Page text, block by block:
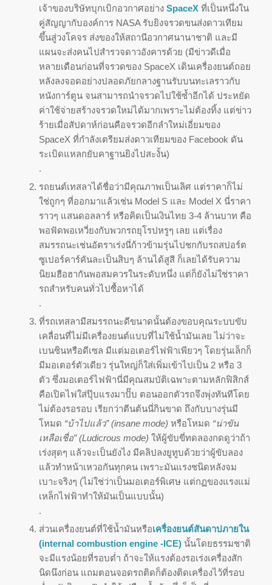
เจ้าของบริษัทบุกเบิกอวกาศอย่าง SpaceXที่เป็นหนึ่งใน
คู่สัญญากับองค์การ NASA รับยิงจรวดขนส่งดาวเทียม
ขึ้นสู่วงโคจร ส่งของให้สถานีอวกาศนานาชาติ และมี
แผนจะส่งคนไปสำรวจดาวอังคารด้วย (มีข่าวดีเมื่อ
หลายเดือนก่อนที่จรวดของ SpaceX เดินเครื่องยนต์ถอย
หลังลงจอดอย่างปลอดภัยกลางฐานรับบนทะเลราวกับ
หนังการ์ตูน จนสามารถนำจรวดไปใช้ซ้ำอีกได้ ประหยัด
ค่าใช้จ่ายสร้างจรวดใหม่ได้มากเพราะไม่ต้องทิ้ง แต่ข่าว
ร้ายเมื่อสัปดาห์ก่อนคือจรวดอีกลำใหม่เอี่ยมของ
SpaceX ที่กำลังเตรียมส่งดาวเทียมของ Facebook ดัน
ระเบิดแหลกยับคาฐานยิงไปสะงั้น)
.
รถยนต์เทสลาได้ชื่อว่ามีคุณภาพเป็นเลิศ แต่ราคาก็ไม่
ใช่ถูกๆ ที่ออกมาแล้วเช่น Model S และ Model X นี่ราคา
ราวๆ แสนดอลลาร์ หรือคิดเป็นเงินไทย 3-4 ล้านบาท คือ
พอฟัดพอเหวี่ยงกับพวกรถยุโรปหรูๆ เลย แต่เรื่อง
สมรรถนะเช่นอัตราเร่งนี่ก้าวข้ามรุ่นไปชกกับรถสปอร์ต
ซูเปอร์คาร์คันละเป็นสิบๆ ล้านได้สูสี ก็เลยได้รับความ
นิยมฮือฮากันพอสมควรในระดับหนึ่ง แต่ก็ยังไม่ใช่ราคา
รถสำหรับคนทั่วไปซื้อหาได้
.
ที่รถเทสลามีสมรรถนะดีขนาดนั้นต้องขอบคุณระบบขับ
เคลื่อนที่ไม่มีเครื่องยนต์แบบที่ไม่ใช้น้ำมันเลย ไม่ว่าจะ
เบนซินหรือดีเซล มีแต่มอเตอร์ไฟฟ้าเพียวๆ โดยรุ่นเล็กก็
มีมอเตอร์ตัวเดียว รุ่นใหญ่ก็ใส่เพิ่มเข้าไปเป็น 2 หรือ 3
ตัว ซึ่งมอเตอร์ไฟฟ้านี่มีคุณสมบัติเฉพาะตามหลักฟิสิกส์
คือเปิดไฟใส่ปุ๊บแรงมาปั๊บ ตอนออกตัวรถจึงพุ่งทันทีโดย
ไม่ต้องรอรอบ เรียกว่าตีนต้นนี่กินขาด ถึงกับบางรุ่นมี
โหมด “บ้าไปแล้ว” (insane mode) หรือโหมด “น่าขัน
เหลือเชื่อ” (Ludicrous mode) ให้ผู้ขับขี่ทดลองกดดูว่าถ้า
เร่งสุดๆ แล้วจะเป็นยังไง มีคลิปลงยูทูบด้วยว่าผู้ขับลอง
แล้วทำหน้าเหวอกันทุกคน เพราะมันแรงชนิดหลังจม
เบาะจริงๆ (ไม่ใช่ว่าเป็นมอเตอร์พิเศษ แต่กฏของแรงแม่
เหล็กไฟฟ้าทำให้มันเป็นแบบนั้น)
.
ส่วนเครื่องยนต์ที่ใช้น้ำมันหรือเครื่องยนต์สันดาปภายใน
(internal combustion engine -ICE)นั้นโดยธรรมชาติ
จะมีแรงน้อยที่รอบต่ำ ถ้าจะให้แรงต้องรอเร่งเครื่องสัก
นิดนึงก่อน แถมตอนจอดรถติดก็ต้องติดเครื่องไว้ที่รอบ